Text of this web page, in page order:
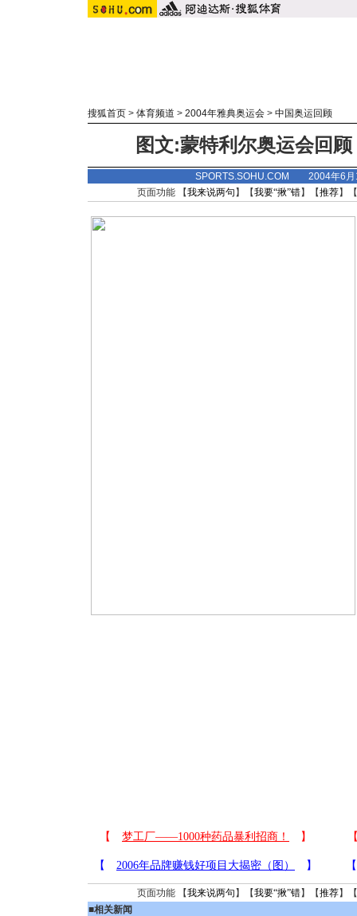
搜狐首页 > 体育频道 > 2004年雅典奥运会 > 中国奥运回顾
图文:蒙特利尔奥运会回
SPORTS.SOHU.COM 2004年6
页面功能 【我来说两句 】【我要“揪”错】【推荐】
页面功能 【我来说两句 】【我要“揪”错】【推荐】
■相关新闻